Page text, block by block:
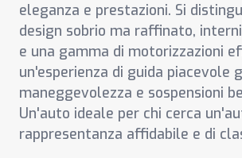
eleganza e prestazioni. Si
design sobrio ma raffinato,
e una gamma di motorizzazioni
un'esperienza di guida piacevole
maneggevolezza e sospensioni
Un'auto ideale per chi cerca
rappresentanza affidabile e di